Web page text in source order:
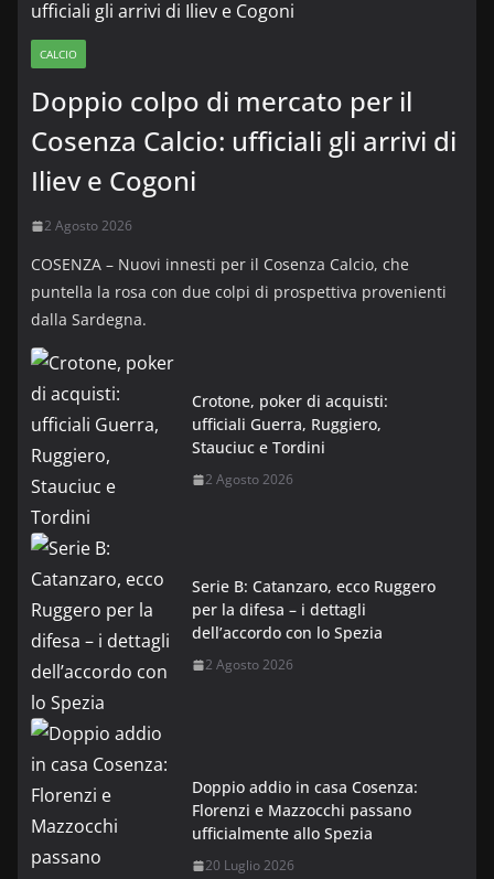
CALCIO
Doppio colpo di mercato per il
Cosenza Calcio: ufficiali gli arrivi di
Iliev e Cogoni
2 Agosto 2026
COSENZA – Nuovi innesti per il Cosenza Calcio, che
puntella la rosa con due colpi di prospettiva provenienti
dalla Sardegna.
Crotone, poker di acquisti:
ufficiali Guerra, Ruggiero,
Stauciuc e Tordini
2 Agosto 2026
Serie B: Catanzaro, ecco Ruggero
per la difesa – i dettagli
dell’accordo con lo Spezia
2 Agosto 2026
Doppio addio in casa Cosenza:
Florenzi e Mazzocchi passano
ufficialmente allo Spezia
20 Luglio 2026